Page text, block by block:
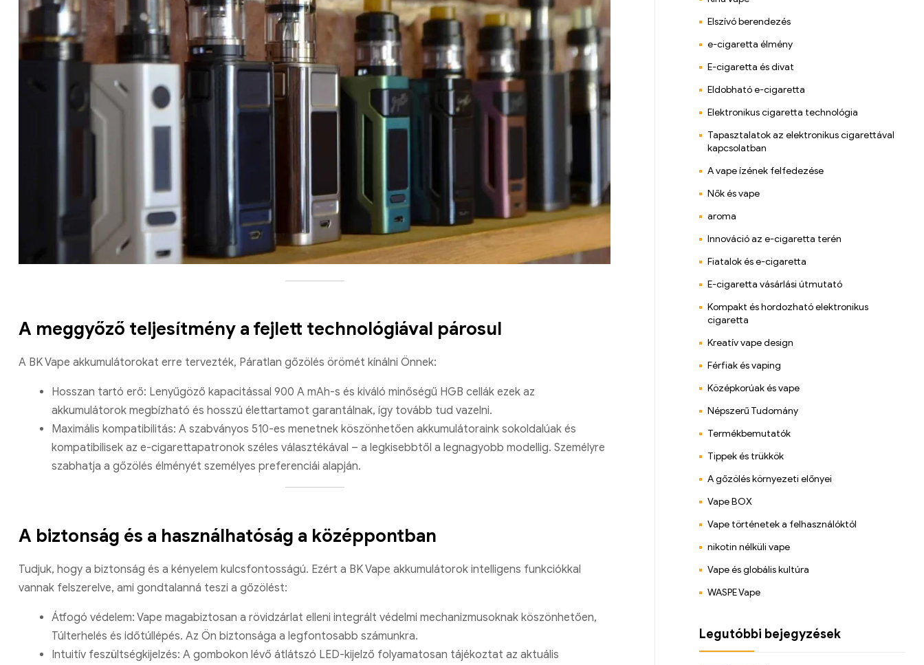
A meggyőző teljesítmény a fejlett technológiával párosul
A BK Vape akkumulátorokat erre tervezték, Páratlan gőzölés örömét kínálni Önnek:
Hosszan tartó erő: Lenyűgöző kapacitással 900 A mAh-s és kiváló minőségű HGB cellák ezek az
akkumulátorok megbízható és hosszú élettartamot garantálnak, így tovább tud vazelni.
Maximális kompatibilitás: A szabványos 510-es menetnek köszönhetően akkumulátoraink sokoldalúak és
kompatibilisek az e-cigarettapatronok széles választékával – a legkisebbtől a legnagyobb modellig. Személyre
szabhatja a gőzölés élményét személyes preferenciái alapján.
A biztonság és a használhatóság a középpontban
Tudjuk, hogy a biztonság és a kényelem kulcsfontosságú. Ezért a BK Vape akkumulátorok intelligens funkciókkal
vannak felszerelve, ami gondtalanná teszi a gőzölést:
Átfogó védelem: Vape magabiztosan a rövidzárlat elleni integrált védelmi mechanizmusoknak köszönhetően,
Túlterhelés és időtúllépés. Az Ön biztonsága a legfontosabb számunkra.
Intuitív feszültségkijelzés: A gombokon lévő átlátszó LED-kijelző folyamatosan tájékoztat az aktuális
Elszívó berendezés
e-cigaretta élmény
E-cigaretta és divat
Eldobható e-cigaretta
Elektronikus cigaretta technológia
Tapasztalatok az elektronikus cigarettával
kapcsolatban
A vape ízének felfedezése
Nők és vape
aroma
Innováció az e-cigaretta terén
Fiatalok és e-cigaretta
E-cigaretta vásárlási útmutató
Kompakt és hordozható elektronikus
cigaretta
Kreatív vape design
Férfiak és vaping
Középkorúak és vape
Népszerű Tudomány
Termékbemutatók
Tippek és trükkök
A gőzölés környezeti előnyei
Vape BOX
Vape történetek a felhasználóktól
nikotin nélküli vape
Vape és globális kultúra
WASPE Vape
Legutóbbi bejegyzések